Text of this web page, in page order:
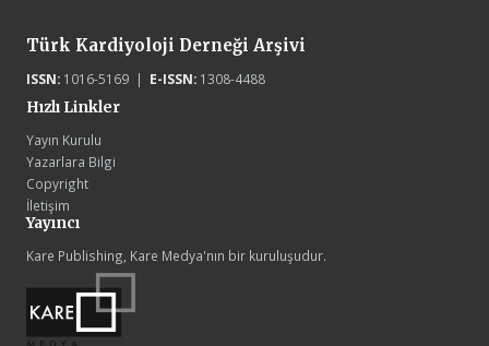
Türk Kardiyoloji Derneği Arşivi
ISSN:1016-5169 | E-ISSN:1308-4488
Hızlı Linkler
Yayın Kurulu
Yazarlara Bilgi
Copyright
İletişim
Yayıncı
Kare Publishing, Kare Medya'nın bir kuruluşudur.